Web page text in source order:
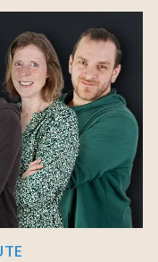
d’escalade et
cordes,
travers le matériel qui
au